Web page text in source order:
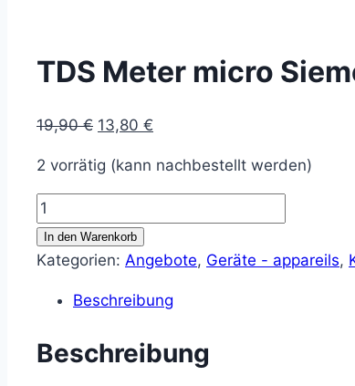
TDS Meter micro
19,90€ Ursprünglicher
war:
19,90 €
13,80 €
ist:
13,80 €.
2 vorrätig (kann nachbestellt werden)
TDS
Meter
micro
Meter
In den Warenkorb
Kategorien: Angebote, Geräte - appareils,
Beschreibung
Beschreibung